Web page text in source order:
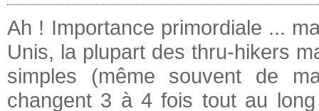
Ah ! Importance primordiale ...
Unis, la plupart des thru-hikers
simples (même souvent de
changent 3 à 4 fois tout au